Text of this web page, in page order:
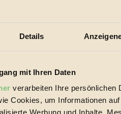
Details
mit Ihren Daten
verarbeiten Ihre persönlichen
Cookies, um Informationen
Werbung und Inhalte,